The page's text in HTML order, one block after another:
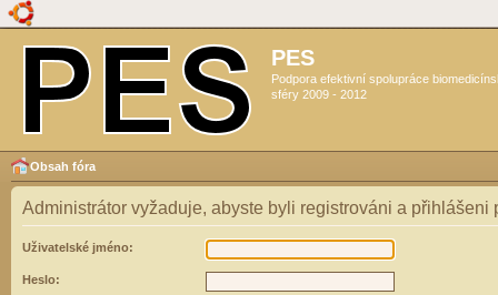
PES
Podpora efektivní spolupráce
sféry 2009 - 2012
Obsah fóra
Administrátor vyžaduje, abyste byli registrováni a přihlášeni
Uživatelské jméno:
Heslo: